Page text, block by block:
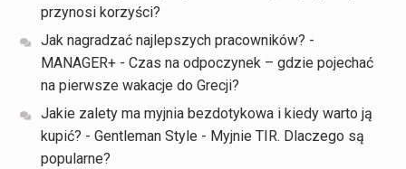
przynosi korzyści?
Jak nagradzać najlepszych pracowników? -
MANAGER+- Czas na odpoczynek – gdzie pojechać
na pierwsze wakacje do Grecji?
Jakie zalety ma myjnia bezdotykowa i kiedy warto ją
kupić? - Gentleman Style - Myjnie TIR. Dlaczego są
popularne?